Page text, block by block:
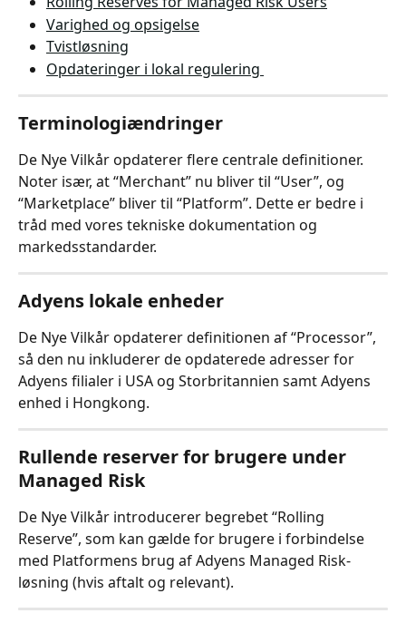
Varighed og opsigelse
Tvistløsning
Opdateringer i lokal regulering
Terminologiændringer
De Nye Vilkår opdaterer flere centrale definitioner.
Noter især, at “Merchant” nu bliver til “User”, og
“Marketplace” bliver til “Platform”. Dette er bedre i
tråd med vores tekniske dokumentation og
markedsstandarder.
Adyens lokale enheder
De Nye Vilkår opdaterer definitionen af “Processor”,
så den nu inkluderer de opdaterede adresser for
Adyens filialer i USA og Storbritannien samt Adyens
enhed i Hongkong.
Rullende reserver for brugere under
Managed Risk
De Nye Vilkår introducerer begrebet “Rolling
Reserve”, som kan gælde for brugere i forbindelse
med Platformens brug af Adyens Managed Risk-
løsning (hvis aftalt og relevant).